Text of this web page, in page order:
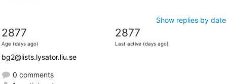
Show replies by date
2877
Age (days ago)
2877
Last active (days ago)
bg2@lists.lysator.liu.se
0 comments